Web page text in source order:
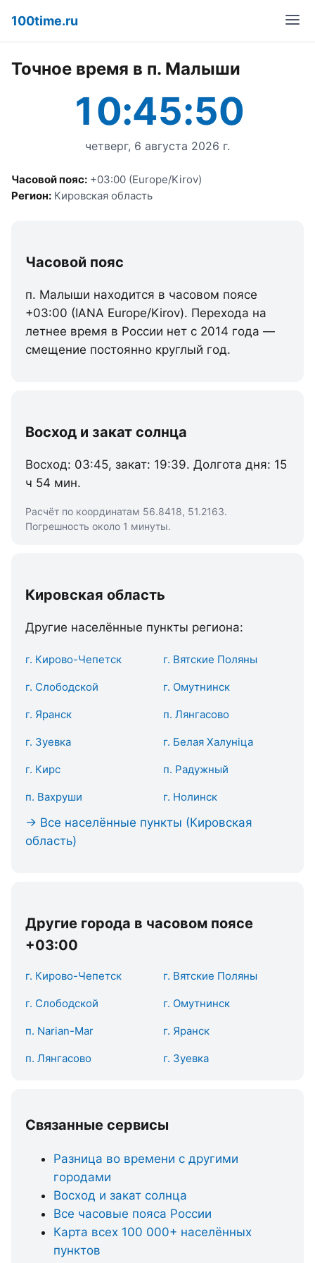
100time.ru
Точное время в п. Малыши
10:45:50
четверг, 6 августа 2026 г.
Часовой пояс: +03:00 (Europe/Kirov)
Регион: Кировская область
Часовой пояс
п. Малыши находится в часовом поясе
+03:00 (IANA Europe/Kirov). Перехода на
летнее время в России нет с 2014 года —
смещение постоянно круглый год.
Восход и закат солнца
Восход: 03:45, закат: 19:39. Долгота дня: 15
ч 54 мин.
Расчёт по координатам 56.8418, 51.2163.
Погрешность около 1 минуты.
Кировская область
Другие населённые пункты региона:
г. Кирово-Чепетск г. Вятские Поляны
г. Слободской г. Омутнинск
г. Яранск п. Лянгасово
г. Зуевка г. Белая Халуніца
г. Кирс п. Радужный
п. Вахруши г. Нолинск
→ Все населённые пункты (Кировская
область)
Другие города в часовом поясе
+03:00
г. Кирово-Чепетск г. Вятские Поляны
г. Слободской г. Омутнинск
п. Narian-Mar г. Яранск
п. Лянгасово г. Зуевка
Связанные сервисы
Разница во времени с другими
городами
Восход и закат солнца
Все часовые пояса России
Карта всех 100 000+ населённых
пунктов